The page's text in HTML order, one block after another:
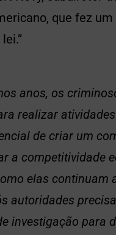
que fez
anos, os
realizar
de criar um
a competitividade
elas continuam
autoridades
investigação para